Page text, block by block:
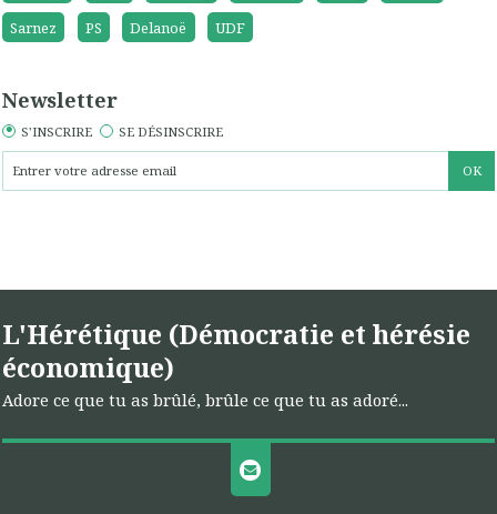
Sarnez
PS Delanoë UDF
Newsletter
S'INSCRIRE SE DÉSINSCRIRE
L'Hérétique (Démocratie et hérésie
économique)
Adore ce que tu as brûlé, brûle ce que tu as adoré...